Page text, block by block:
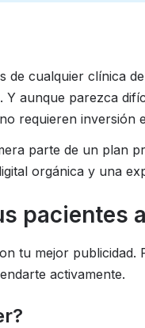
de cualquier clínica
aunque parezca
requieren inversión
parte de un plan
orgánica y una
pacientes
tu mejor
activamente.